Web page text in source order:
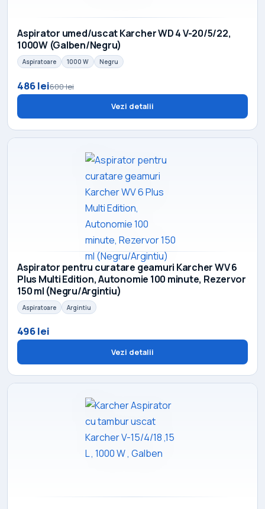
Aspirator umed/uscat Karcher WD 4 V-20/5/22,
1000W (Galben/Negru)
Aspiratoare 1000 W Negru
486 lei600 lei
Vezi detalii
Aspirator pentru curatare geamuri Karcher WV 6
Plus Multi Edition, Autonomie 100 minute, Rezervor
150 ml (Negru/Argintiu)
Aspiratoare Argintiu
496 lei
Vezi detalii